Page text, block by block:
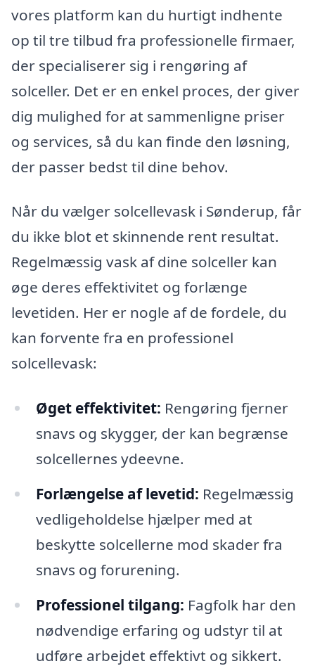
vores platform kan du hurtigt indhente
op til tre tilbud fra professionelle firmaer,
der specialiserer sig i rengøring af
solceller. Det er en enkel proces, der giver
dig mulighed for at sammenligne priser
og services, så du kan finde den løsning,
der passer bedst til dine behov.
Når du vælger solcellevask i Sønderup, får
du ikke blot et skinnende rent resultat.
Regelmæssig vask af dine solceller kan
øge deres effektivitet og forlænge
levetiden. Her er nogle af de fordele, du
kan forvente fra en professionel
solcellevask:
Øget effektivitet: Rengøring fjerner
snavs og skygger, der kan begrænse
solcellernes ydeevne.
Forlængelse af levetid: Regelmæssig
vedligeholdelse hjælper med at
beskytte solcellerne mod skader fra
snavs og forurening.
Professionel tilgang: Fagfolk har den
nødvendige erfaring og udstyr til at
udføre arbejdet effektivt og sikkert.